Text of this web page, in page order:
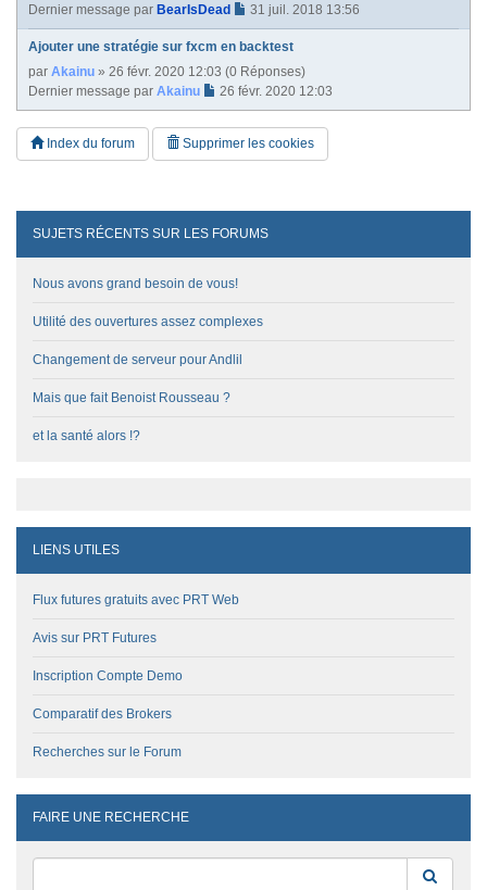
Dernier message par BearIsDead 31 juil. 2018 13:56
Ajouter une stratégie sur fxcm en backtest
par Akainu » 26 févr. 2020 12:03 (0 Réponses)
Dernier message par Akainu 26 févr. 2020 12:03
Index du forum Supprimer les cookies
SUJETS RÉCENTS SUR LES FORUMS
Nous avons grand besoin de vous!
Utilité des ouvertures assez complexes
Changement de serveur pour Andlil
Mais que fait Benoist Rousseau ?
et la santé alors !?
LIENS UTILES
Flux futures gratuits avec PRT Web
Avis sur PRT Futures
Inscription Compte Demo
Comparatif des Brokers
Recherches sur le Forum
FAIRE UNE RECHERCHE